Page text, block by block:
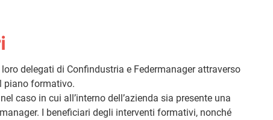
loro delegati di Confindustria e Federmanager attraverso
piano formativo.
caso in cui all’interno dell’azienda sia presente una
I beneficiari degli interventi formativi, nonché